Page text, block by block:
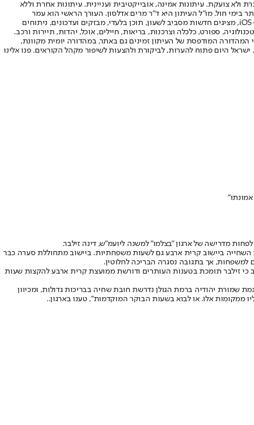
ולא צועקת. עיתונות אמינה, אובייקטיבית ועניינית. עיתונות אחרת וללא
בעל שיעור החשיפה הגבוה ביותר בימי חול. מו"ל העיתון היא ד"ר מרים אדלסון. העורך הראשי הוא עמר
לחמנוביץ, והעורך המייסד הוא עמוס רגב. אתרי האינטרנט של "ישראל היום" בעברית ובאנגלית, כמו כן היישומונים (אפליקציות) לאנדרואיד ול-iOS, מציגים חדשות מסביב לשעון, תוכן בלעדי, מבזקים ועדכונים, ניתוחים
ספורט, כלכלה וצרכנות, בריאות, חיילים, אוכל, יהדות, תיירות ורכב.
המהדורה המודפסת של העיתון זמינים גם באתר, במהדורה יומית מקוונת,
היום פתוח להערות, לביקורת ולהצעות לשיפור מקהל הקוראים. פנו אלינו
מדרישה של ארגון "בצלמו" למשנה ליועמ"ש, דינה זילבר.
ביישוב קרית ארבע גם לשעות משפחתיות. ביישוב מתחוללת סערה כבר
אך בתגובה נסגרה הבריכה לחלוטין.
זילבר תומכת בטענות העותרים ודורשת ממועצת קרית ארבע להקצות שעות
שמורת יהודיה ברמת הגולן נדרשת חובת שחיה בבריכות גדולות, ומכיוון
ממקומות אלו. או לבוא בשעות הבוקר המוקדמות", טענו בארגון..